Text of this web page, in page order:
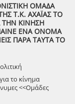
ΟΜΑΔΑ
Τ.Κ. ΑΧΑΪΑΣ ΤΟ
ΚΙΝΗΣΗ
ΕΝΑ ΟΝΟΜΑ
ΠΑΡΑ ΤΑΥΤΑ ΤΟ
το κίνημα
<<Ομάδες